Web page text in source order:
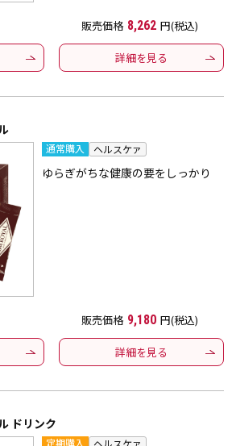
販売価格 8,262 円(税込)
詳細を見る
通常購入 ヘルスケァ
ゆらぎがちな健康の要をしっかり
販売価格 9,180 円(税込)
詳細を見る
ドリンク
定期購入 ヘルスケァ